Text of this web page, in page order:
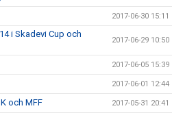
2017-06-30 15:11
i Skadevi Cup och
2017-06-29 10:50
2017-06-05 15:39
2017-06-01 12:44
och MFF 2017-05-31 20:41